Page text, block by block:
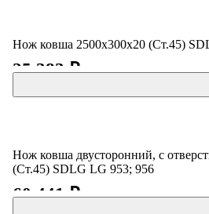
Нож ковша 2500x300x20 (Ст.45)
25 383 ₽
Нож ковша двусторонний, с
(Ст.45) SDLG LG 953; 956
60 441 ₽